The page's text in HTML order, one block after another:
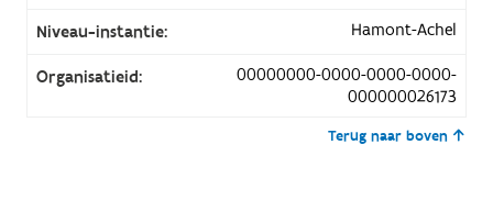
Niveau-instantie: Hamont-Achel
Organisatieid:
00000000-0000-0000-0000-
000000026173
Terug naar boven